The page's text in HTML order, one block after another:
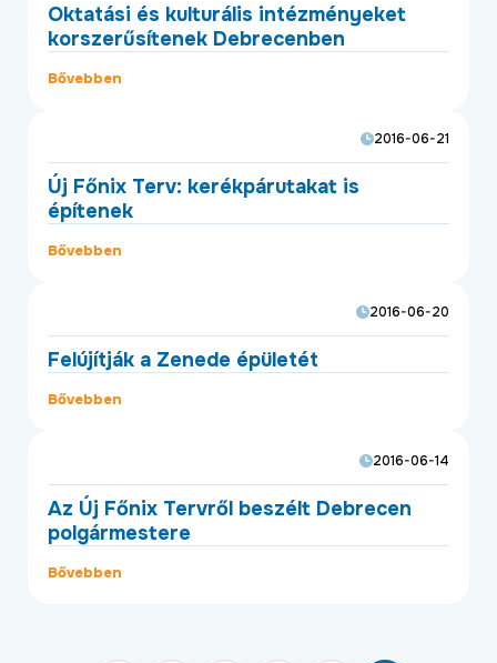
Oktatási és kulturális intézményeket
korszerűsítenek Debrecenben
Bővebben
2016-06-21
Új Főnix Terv: kerékpárutakat is
építenek
Bővebben
2016-06-20
Felújítják a Zenede épületét
Bővebben
2016-06-14
Az Új Főnix Tervről beszélt Debrecen
polgármestere
Bővebben